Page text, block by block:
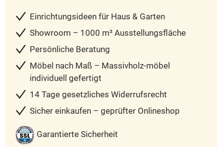
Einrichtungsideen für Haus & Garten
Showroom – 1000 m² Ausstellungsfläche
Persönliche Beratung
Möbel nach Maß – Massivholz-möbel
individuell gefertigt
14 Tage gesetzliches Widerrufsrecht
Sicher einkaufen – geprüfter Onlineshop
Garantierte Sicherheit